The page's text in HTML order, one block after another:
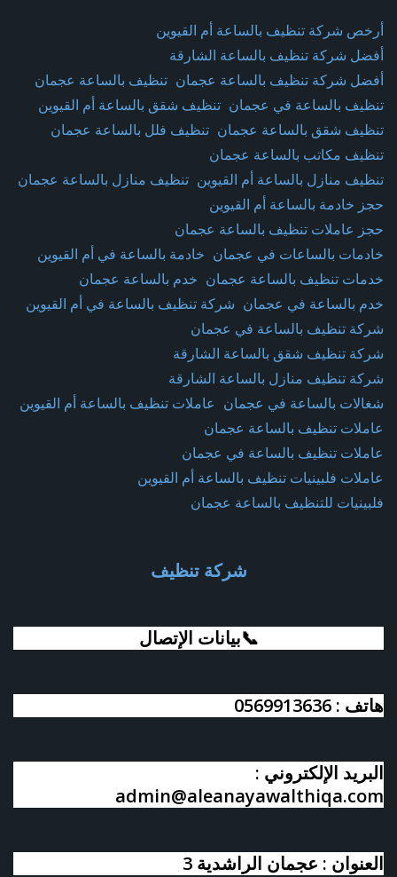
أرخص شركة تنظيف بالساعة أم القيوين
أفضل شركة تنظيف بالساعة الشارقة
أفضل شركة تنظيف بالساعة عجمان تنظيف بالساعة عجمان
تنظيف بالساعة في عجمان تنظيف شقق بالساعة أم القيوين
تنظيف شقق بالساعة عجمان تنظيف فلل بالساعة عجمان
تنظيف مكاتب بالساعة عجمان
تنظيف منازل بالساعة أم القيوين تنظيف منازل بالساعة عجمان
حجز خادمة بالساعة أم القيوين
حجز عاملات تنظيف بالساعة عجمان
خادمات بالساعات في عجمان خادمة بالساعة في أم القيوين
خدمات تنظيف بالساعة عجمان خدم بالساعة عجمان
خدم بالساعة في عجمان شركة تنظيف بالساعة في أم القيوين
شركة تنظيف بالساعة في عجمان
شركة تنظيف شقق بالساعة الشارقة
شركة تنظيف منازل بالساعة الشارقة
شغالات بالساعة في عجمان عاملات تنظيف بالساعة أم القيوين
عاملات تنظيف بالساعة عجمان
عاملات تنظيف بالساعة في عجمان
عاملات فلبينيات تنظيف بالساعة أم القيوين
فلبينيات للتنظيف بالساعة عجمان
شركة تنظيف
📞بيانات الإتصال
هاتف : 0569913636
البريد الإلكتروني :
admin@aleanayawalthiqa.com
العنوان : عجمان الراشدية 3